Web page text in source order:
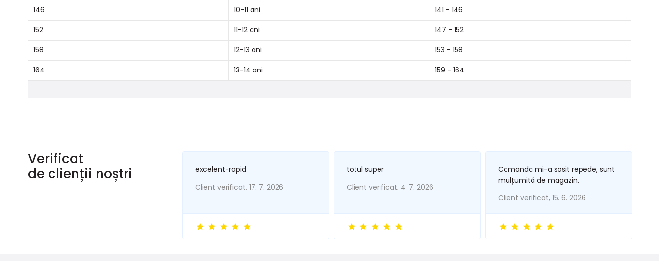
146 10-11 ani 141 - 146
152 11-12 ani 147 - 152
158 12-13 ani 153 - 158
164 13-14 ani 159 - 164
Verificat
de clienții noștri
excelent-rapid
Client verificat, 17. 7. 2026
totul super
Client verificat, 4. 7. 2026
Comanda mi-a sosit repede, sunt
mulțumită de magazin.
Client verificat, 15. 6. 2026